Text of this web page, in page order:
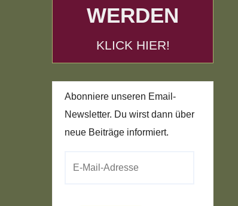
WERDEN
KLICK HIER!
Abonniere unseren Email-
Newsletter. Du wirst dann über
neue Beiträge informiert.